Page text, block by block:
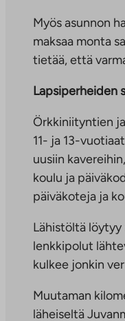
Myös asunnon
maksaa monta
tietää, että
Lapsiperheiden
Örkkiniityntien
11- ja 13-
uusiin
koulu ja
päiväkoteja ja
Lähistöltä löytyy
lenkkipolut
kulkee jonkin
Muutaman
läheiseltä